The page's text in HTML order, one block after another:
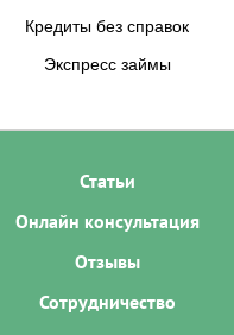
Кредиты без справок
Экспресс займы
Статьи
Онлайн консультация
Отзывы
Сотрудничество